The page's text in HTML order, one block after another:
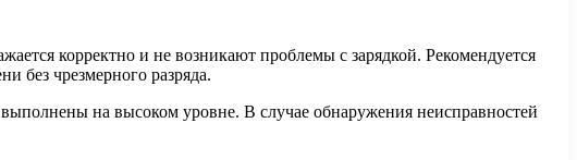
корректно и не возникают проблемы с зарядкой. Рекомендуется
без чрезмерного разряда.
на высоком уровне. В случае обнаружения неисправностей